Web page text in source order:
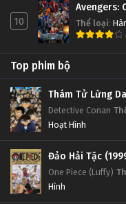
10
Avengers:
Thể loại:
Top phim bộ
Thám Tử Lừng
Detective Conan
Hoạt Hình
Đảo Hải Tặc
One Piece (Luffy)
Hình